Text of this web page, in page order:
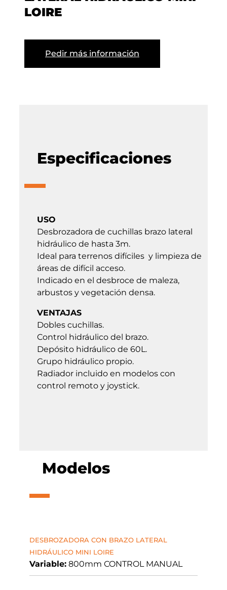
LOIRE
Pedir más información
Especificaciones
USO
Desbrozadora de cuchillas brazo lateral
hidráulico de hasta 3m.
Ideal para terrenos difíciles y limpieza de
áreas de difícil acceso.
Indicado en el desbroce de maleza,
arbustos y vegetación densa.
VENTAJAS
Dobles cuchillas.
Control hidráulico del brazo.
Depósito hidráulico de 60L.
Grupo hidráulico propio.
Radiador incluido en modelos con
control remoto y joystick.
Modelos
DESBROZADORA CON BRAZO LATERAL
HIDRÁULICO MINI LOIRE
Variable: 800mm CONTROL MANUAL